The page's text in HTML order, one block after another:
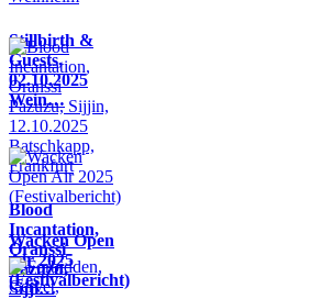
Stillbirth &
Guests,
02.10.2025
Wein…
Blood
Incantation,
Oranssi
Pazuzu,
Sijji…
Wacken Open
Air 2025
(Festivalbericht)